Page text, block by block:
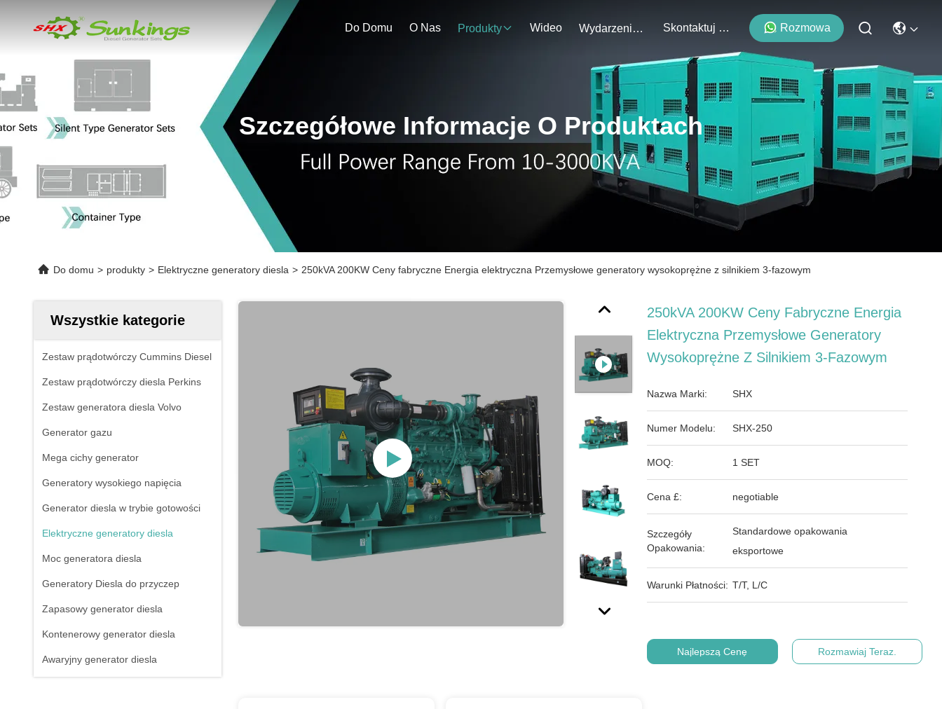
Do Domu O Nas Produkty Wideo Wydarzenia Skontaktuj Się Z Nami Rozmowa
Szczegółowe Informacje O Produktach
Do domu > produkty > Elektryczne generatory diesla > 250kVA 200KW Ceny fabryczne Energia elektryczna Przemysłowe generatory wysokoprężne z silnikiem 3-fazowym
Wszystkie kategorie
Zestaw prądotwórczy Cummins Diesel
Zestaw prądotwórczy diesla Perkins
Zestaw generatora diesla Volvo
Generator gazu
Mega cichy generator
Generatory wysokiego napięcia
Generator diesla w trybie gotowości
Elektryczne generatory diesla
Moc generatora diesla
Generatory Diesla do przyczep
Zapasowy generator diesla
Kontenerowy generator diesla
Awaryjny generator diesla
250kVA 200KW Ceny Fabryczne Energia
Elektryczna Przemysłowe Generatory
Wysokoprężne Z Silnikiem 3-Fazowym
Nazwa Marki: SHX
Numer Modelu: SHX-250
MOQ: 1 SET
Cena £: negotiable
Szczegóły
Opakowania:
Standardowe opakowania
eksportowe
Warunki Płatności: T/T, L/C
Najlepszą Cenę Rozmawiaj Teraz.